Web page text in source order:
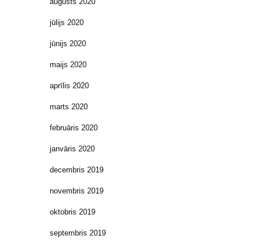
jūlijs 2020
jūnijs 2020
maijs 2020
aprīlis 2020
marts 2020
februāris 2020
janvāris 2020
decembris 2019
novembris 2019
oktobris 2019
septembris 2019